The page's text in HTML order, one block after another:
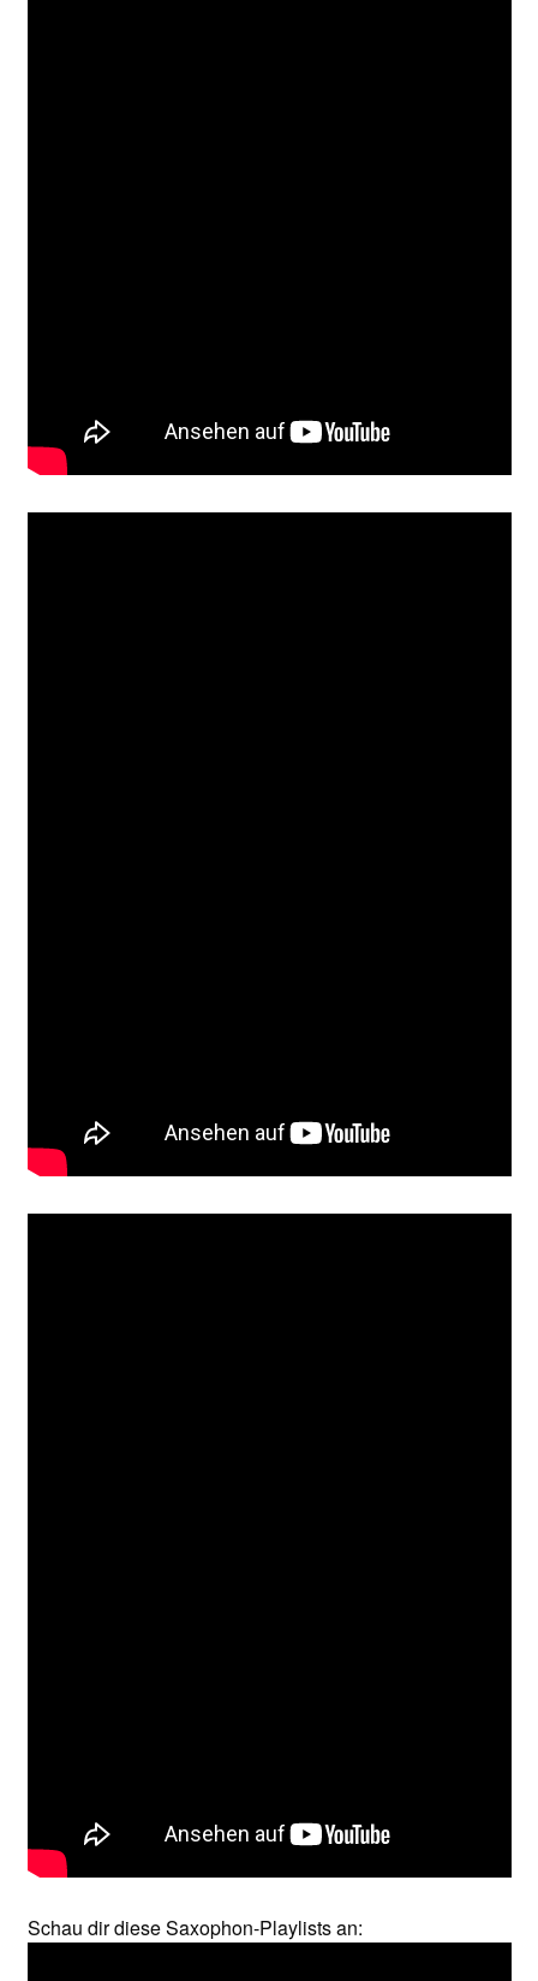
Schau dir diese Saxophon-Playlists an: